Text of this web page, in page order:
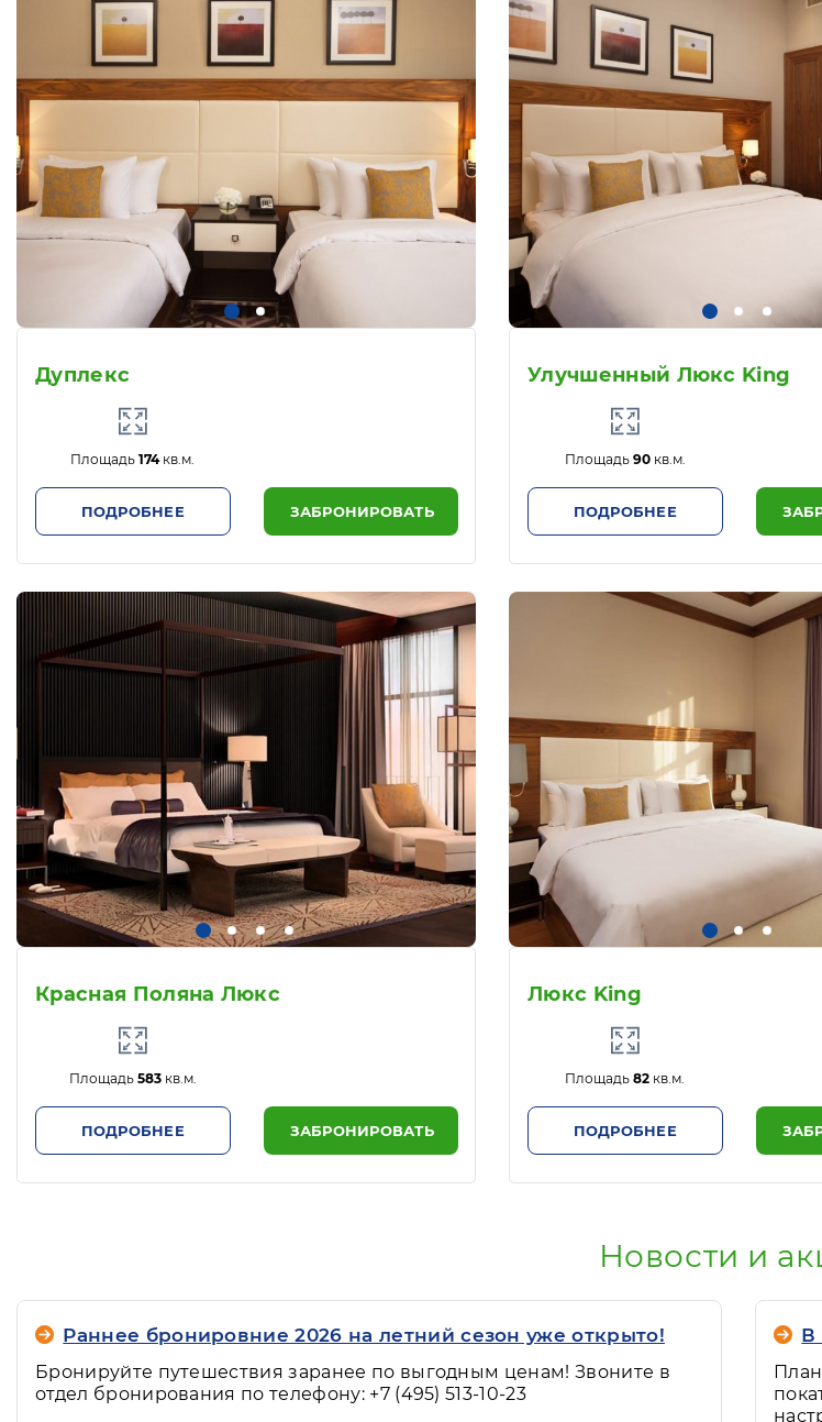
Дуплекс
Площадь174кв.м.
ПОДРОБНЕЕ ЗАБРОНИРОВАТЬ
Улучшенный Люкс King
Площадь 90кв.м.
ПОДРОБНЕЕ
Красная Поляна Люкс
Площадь 583кв.м.
ПОДРОБНЕЕ ЗАБРОНИРОВАТЬ
Люкс King
Площадь82 кв.м.
ПОДРОБНЕЕ
Новости и
Раннее бронировние 2026 на летний сезон уже открыто!
Бронируйте путешествия заранее по выгодным ценам! Звоните в
отдел бронирования по телефону: +7 (495) 513-10-23
В